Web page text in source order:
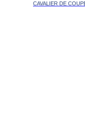
CAVALIER DE